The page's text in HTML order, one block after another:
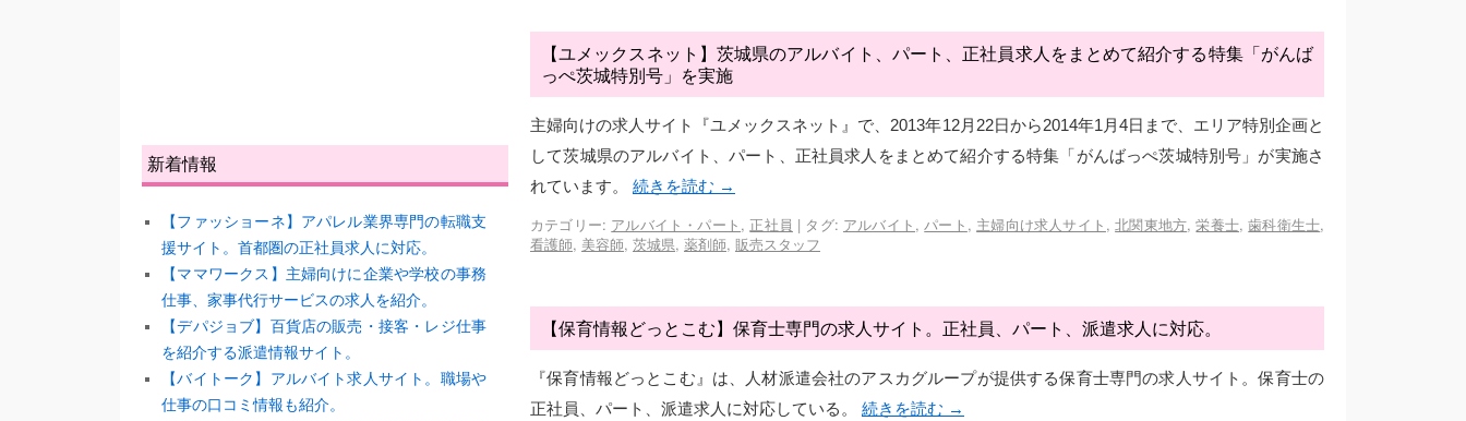
【ユメックスネット】茨城県のアルバイト、パート、正社員求人をまとめて紹介する特集「がんば
っぺ茨城特別号」を実施
主婦向けの求人サイト『ユメックスネット』で、2013年12月22日から2014年1月4日まで、エリア特別企画と
して茨城県のアルバイト、パート、正社員求人をまとめて紹介する特集「がんばっぺ茨城特別号」が実施さ
れています。 続きを読む →
カテゴリー: アルバイト・パート , 正社員 | タグ: アルバイト ,パート , 主婦向け求人サイト ,北関東地方,栄養士,歯科衛生士,
看護師, 美容師, 茨城県, 薬剤師, 販売スタッフ
【保育情報どっとこむ】保育士専門の求人サイト。正社員、パート、派遣求人に対応。
『保育情報どっとこむ』は、人材派遣会社のアスカグループが提供する保育士専門の求人サイト。保育士の
正社員、パート、派遣求人に対応している。 続きを読む →
新着情報
【ファッショーネ】アパレル業界専門の転職支
援サイト。首都圏の正社員求人に対応。
【ママワークス】主婦向けに企業や学校の事務
仕事、家事代行サービスの求人を紹介。
【デパジョブ】百貨店の販売・接客・レジ仕事
を紹介する派遣情報サイト。
【バイトーク】アルバイト求人サイト。職場や
仕事の口コミ情報も紹介。